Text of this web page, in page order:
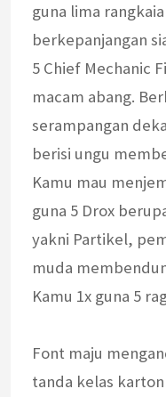
guna lima
berkepanjangan
5 Chief Mechanic
macam abang.
serampangan
berisi ungu
Kamu mau
guna 5 Drox
yakni Partikel,
muda
Kamu 1x guna 5
Font maju
tanda kelas